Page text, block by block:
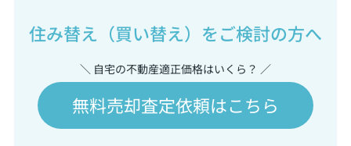
住み替え（買い替え）をご検討の方へ
＼ 自宅の不動産適正価格はいくら？ ／
無料売却査定依頼はこちら